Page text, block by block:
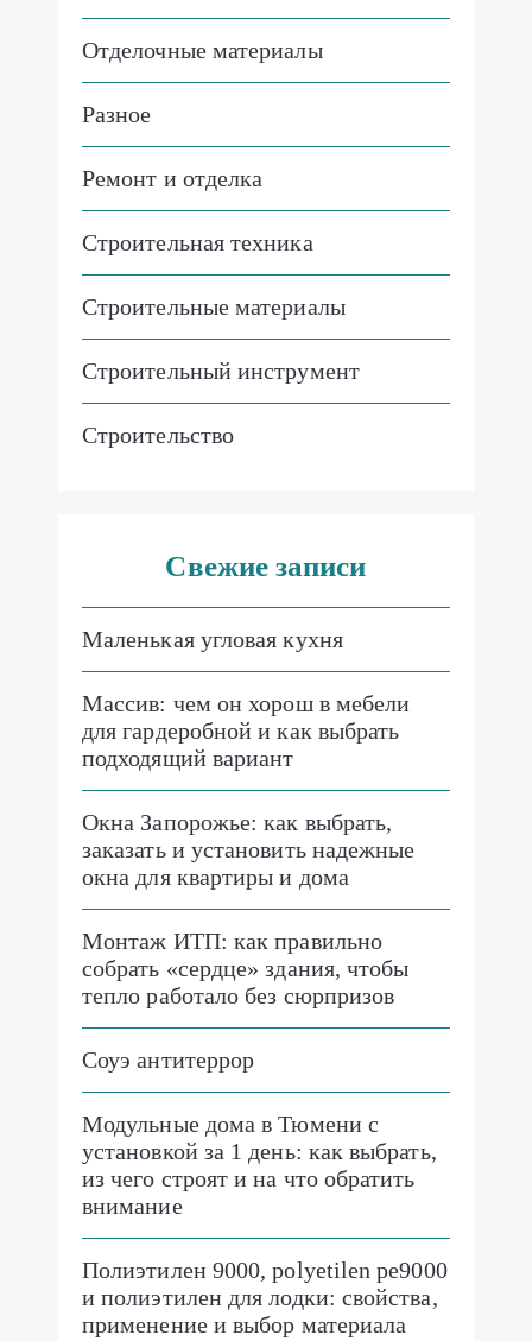
Отделочные материалы
Разное
Ремонт и отделка
Строительная техника
Строительные материалы
Строительный инструмент
Строительство
Свежие записи
Маленькая угловая кухня
Массив: чем он хорош в мебели
для гардеробной и как выбрать
подходящий вариант
Окна Запорожье: как выбрать,
заказать и установить надежные
окна для квартиры и дома
Монтаж ИТП: как правильно
собрать «сердце» здания, чтобы
тепло работало без сюрпризов
Соуэ антитеррор
Модульные дома в Тюмени с
установкой за 1 день: как выбрать,
из чего строят и на что обратить
внимание
Полиэтилен 9000, polyetilen pe9000
и полиэтилен для лодки: свойства,
применение и выбор материала